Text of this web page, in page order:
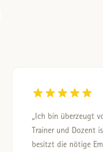
„Ich bin überzeugt
Trainer und Dozent
besitzt die nötige